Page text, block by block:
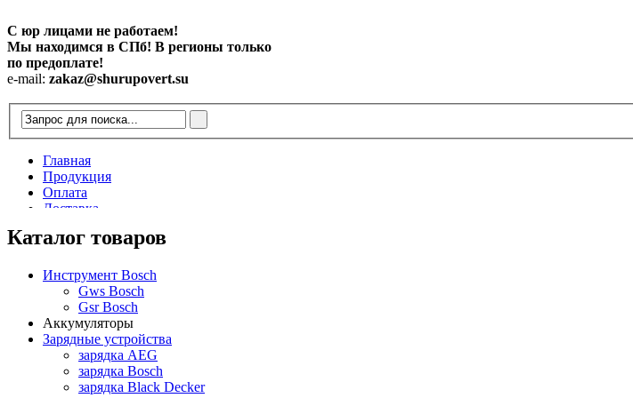
С юр лицами не работаем!
Мы находимся в СПб! В регионы только
по предоплате!
e-mail: zakaz@shurupovert.su
Главная
Продукция
Оплата
Доставка
Статьи
Каталог товаров
Инструмент Bosch
Gws Bosch
Gsr Bosch
Аккумуляторы
Зарядные устройства
зарядка AEG
зарядка Bosch
зарядка Black Decker